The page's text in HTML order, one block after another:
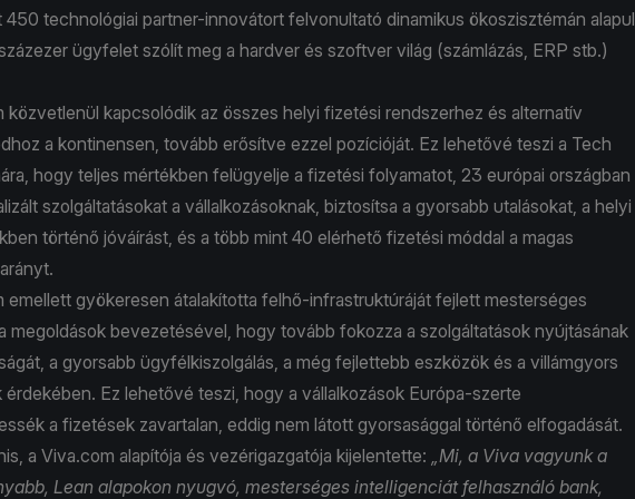
450 technológiai partner-innovátort felvonultató dinamikus ökoszisztémán alapul,
ügyfelet szólít meg a hardver és szoftver világ (számlázás, ERP stb.)
közvetlenül kapcsolódik az összes helyi fizetési rendszerhez és alternatív
a kontinensen, tovább erősítve ezzel pozícióját. Ez lehetővé teszi a Tech
hogy teljes mértékben felügyelje a fizetési folyamatot, 23 európai országban
szolgáltatásokat a vállalkozásoknak, biztosítsa a gyorsabb utalásokat, a helyi
történő jóváírást, és a több mint 40 elérhető fizetési móddal a magas
emellett gyökeresen átalakította felhő-infrastruktúráját fejlett mesterséges
megoldások bevezetésével, hogy tovább fokozza a szolgáltatások nyújtásának
a gyorsabb ügyfélkiszolgálás, a még fejlettebb eszközök és a villámgyors
Ez lehetővé teszi, hogy a vállalkozások Európa-szerte
a fizetések zavartalan, eddig nem látott gyorsasággal történő elfogadását.
a Viva.com alapítója és vezérigazgatója kijelentette:
„Mi, a Viva vagyunk a
Lean alapokon nyugvó, mesterséges intelligenciát felhasználó bank,